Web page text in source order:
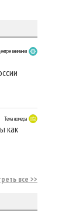
внимания
Тема номера
как
все